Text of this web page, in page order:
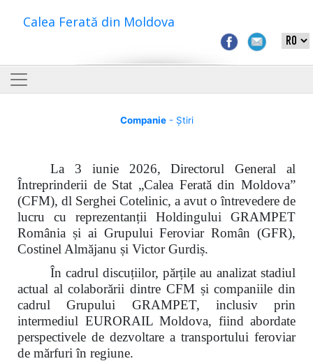
Calea Ferată din Moldova
Companie- Știri
La 3 iunie 2026, Directorul General al
Întreprinderii de Stat „Calea Ferată din Moldova”
(CFM), dl Serghei Cotelinic, a avut o întrevedere de
lucru cu reprezentanții Holdingului GRAMPET
România și ai Grupului Feroviar Român (GFR),
Costinel Almăjanu și Victor Gurdiș.
În cadrul discuțiilor, părțile au analizat stadiul
actual al colaborării dintre CFM și companiile din
cadrul Grupului GRAMPET, inclusiv prin
intermediul EURORAIL Moldova, fiind abordate
perspectivele de dezvoltare a transportului feroviar
de mărfuri în regiune.